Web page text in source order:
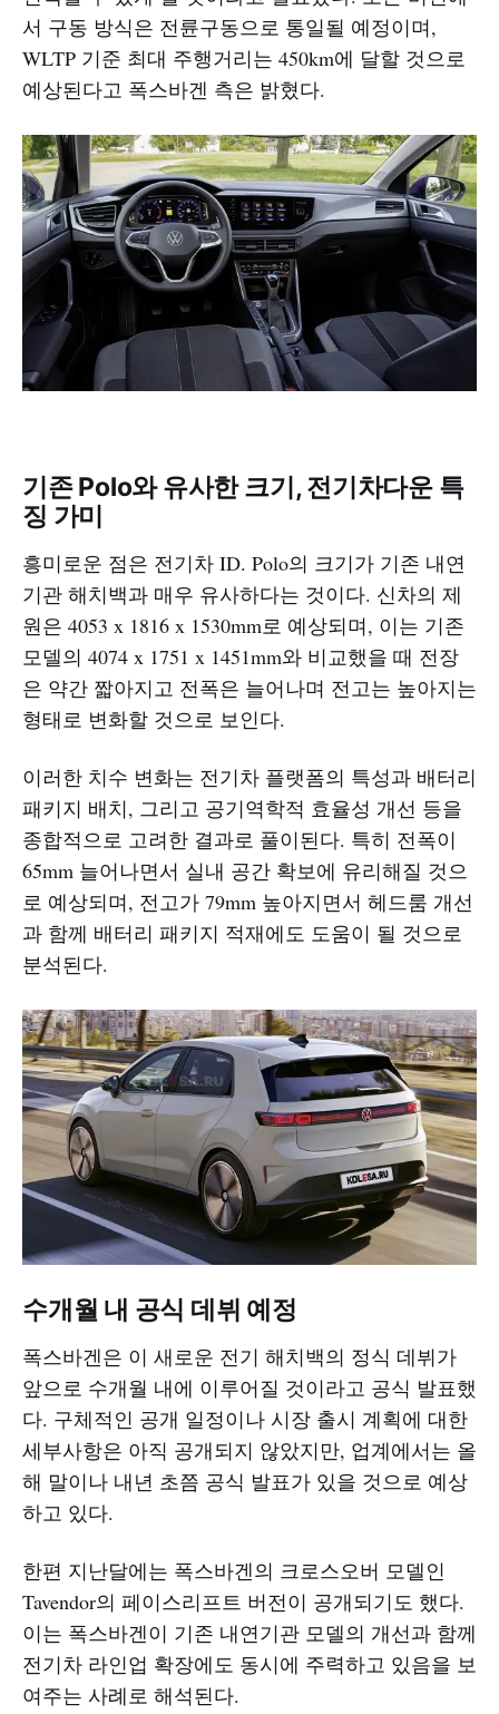
서 구동 방식은 전륜구동으로 통일될 예정이며,
WLTP 기준 최대 주행거리는 450km에 달할 것으로
예상된다고 폭스바겐 측은 밝혔다.
기존 Polo와 유사한 크기, 전기차다운 특
징 가미
흥미로운 점은 전기차 ID. Polo의 크기가 기존 내연
기관 해치백과 매우 유사하다는 것이다. 신차의 제
원은 4053 x 1816 x 1530mm로 예상되며, 이는 기존
모델의 4074 x 1751 x 1451mm와 비교했을 때 전장
은 약간 짧아지고 전폭은 늘어나며 전고는 높아지는
형태로 변화할 것으로 보인다.
이러한 치수 변화는 전기차 플랫폼의 특성과 배터리
패키지 배치, 그리고 공기역학적 효율성 개선 등을
종합적으로 고려한 결과로 풀이된다. 특히 전폭이
65mm 늘어나면서 실내 공간 확보에 유리해질 것으
로 예상되며, 전고가 79mm 높아지면서 헤드룸 개선
과 함께 배터리 패키지 적재에도 도움이 될 것으로
분석된다.
수개월 내 공식 데뷔 예정
폭스바겐은 이 새로운 전기 해치백의 정식 데뷔가
앞으로 수개월 내에 이루어질 것이라고 공식 발표했
다. 구체적인 공개 일정이나 시장 출시 계획에 대한
세부사항은 아직 공개되지 않았지만, 업계에서는 올
해 말이나 내년 초쯤 공식 발표가 있을 것으로 예상
하고 있다.
한편 지난달에는 폭스바겐의 크로스오버 모델인
Tavendor의 페이스리프트 버전이 공개되기도 했다.
이는 폭스바겐이 기존 내연기관 모델의 개선과 함께
전기차 라인업 확장에도 동시에 주력하고 있음을 보
여주는 사례로 해석된다.